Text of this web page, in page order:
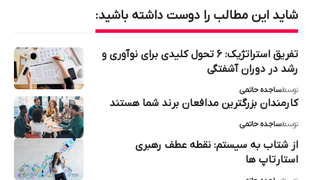
شاید این مطالب را دوست داشته باشید:
تفریق استراتژیک: ۶ تحول کلیدی برای نوآوری و
رشد در دوران آشفتگی
توسطساجده حاتمی
کارمندان بزرگترین مدافعان برند شما هستند
توسطساجده حاتمی
از شتاب به سیستم: نقطه عطف رهبری
استارتاپ‌ ها